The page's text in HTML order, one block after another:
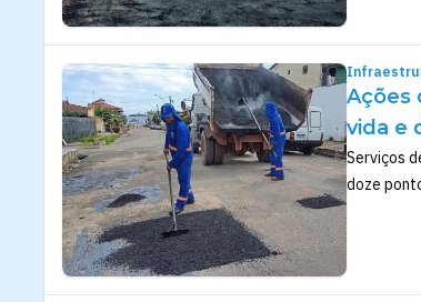
Ações
vida e
Serviços
doze